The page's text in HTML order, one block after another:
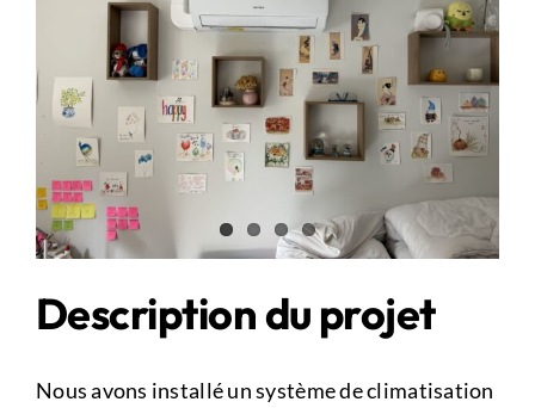
Description du projet
Nous avons installé un système de climatisation